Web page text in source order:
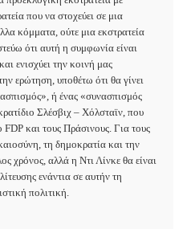
που να στοχεύει σε μια
κόμματα, ούτε μια εκστρατεία
ότι αυτή η συμφωνία είναι
ενισχύει την κοινή μας
ερώτηση, υποθέτω ότι θα γίνει
ή ένας «συνασπισμός
Σλέσβιχ – Χόλσταϊν, που
FDP και τους Πράσινους. Για τους
τη δημοκρατία και την
χρόνος, αλλά η Ντι Λίνκε θα είναι
ενάντια σε αυτήν τη
πολιτική.